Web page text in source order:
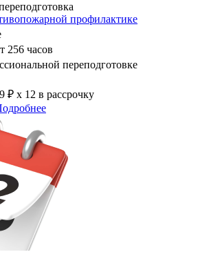
профилактике
256 часов
переподготовке
₽ x 12 в рассрочку